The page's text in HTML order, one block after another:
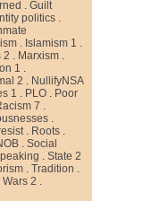
.Guilt
politics .
. Islamism 1 .
2 . Marxism .
1 .
2 . NullifyNSA
1 . PLO . Poor
7 .
.
. Roots .
.Social
.State 2
.Tradition .
Wars 2 .